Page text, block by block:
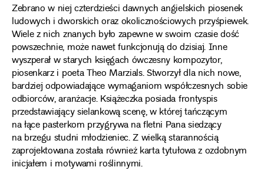
Zebrano w niej czterdzieści dawnych angielskich piosenek
ludowych i dworskich oraz okolicznościowych przyśpiewek.
Wiele z nich znanych było zapewne w swoim czasie dość
powszechnie, może nawet funkcjonują do dzisiaj. Inne
wyszperał w starych księgach ówczesny kompozytor,
piosenkarz i poeta Theo Marzials. Stworzył dla nich nowe,
bardziej odpowiadające wymaganiom współczesnych sobie
odbiorców, aranżacje. Książeczka posiada frontyspis
przedstawiający sielankową scenę, w której tańczącym
na łące pasterkom przygrywa na fletni Pana siedzący
na brzegu studni młodzieniec. Z wielką starannością
zaprojektowana została również karta tytułowa z ozdobnym
inicjałem i motywami roślinnymi.